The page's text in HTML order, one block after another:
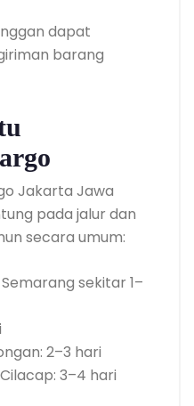
dapat
barang
Jakarta Jawa
pada jalur dan
secara umum:
sekitar 1–
2–3 hari
3–4 hari